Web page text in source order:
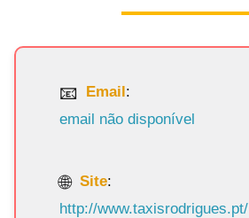
Email:
email não disponível
Site:
http://www.taxisrodrigues.pt/